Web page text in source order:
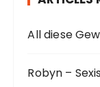
All diese
Robyn –